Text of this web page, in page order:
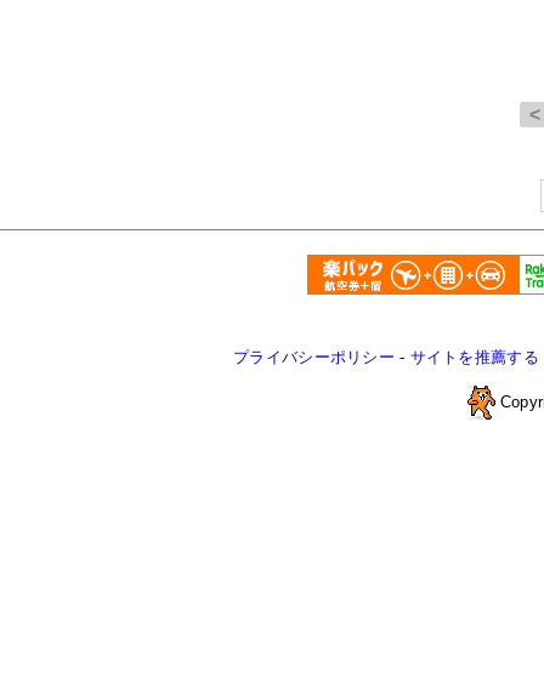
プライバシーポリシー - サイトを推薦する